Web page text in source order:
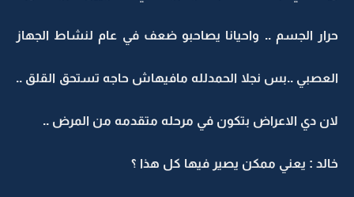
حرار الجسم .. واحيانا يصاحبو ضعف في عام لنشاط الجهاز
العصبي ..بس نجلا الحمدلله مافيهاش حاجه تستحق القلق ..
لان دي الاعراض بتكون في مرحله متقدمه من المرض ..
خالد : يعني ممكن يصير فيها كل هذا ؟